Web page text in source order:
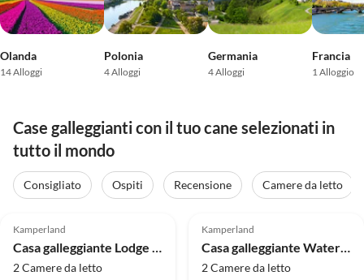
Olanda
14 Alloggi
Polonia
4 Alloggi
Germania
4 Alloggi
Francia
1 Alloggio
Case galleggianti con il tuo cane selezionati in
tutto il mondo
Consigliato Ospiti Recensione
Camere da letto
Kamperland
Casa galleggiante Lodge sull'acqua a Kamperland Veerse Meer
2 Camere da letto
Kamperland
Casa galleggiante Water Lodge Kamperland con Terrazze Vista
2 Camere da letto